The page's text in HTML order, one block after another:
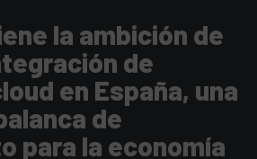
la ambición de
de
en España, una
de
para la economía